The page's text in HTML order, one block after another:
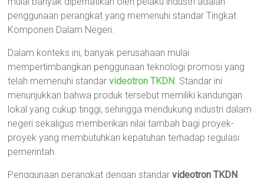
penggunaan perangkat yang memenuhi standar Tingkat
Komponen Dalam Negeri.
Dalam konteks ini, banyak perusahaan mulai
mempertimbangkan penggunaan teknologi promosi yang
telah memenuhi standarvideotron TKDN. Standar ini
menunjukkan bahwa produk tersebut memiliki kandungan
lokal yang cukup tinggi, sehingga mendukung industri dalam
negeri sekaligus memberikan nilai tambah bagi proyek-
proyek yang membutuhkan kepatuhan terhadap regulasi
pemerintah.
Penggunaan perangkat dengan standarvideotron TKDN